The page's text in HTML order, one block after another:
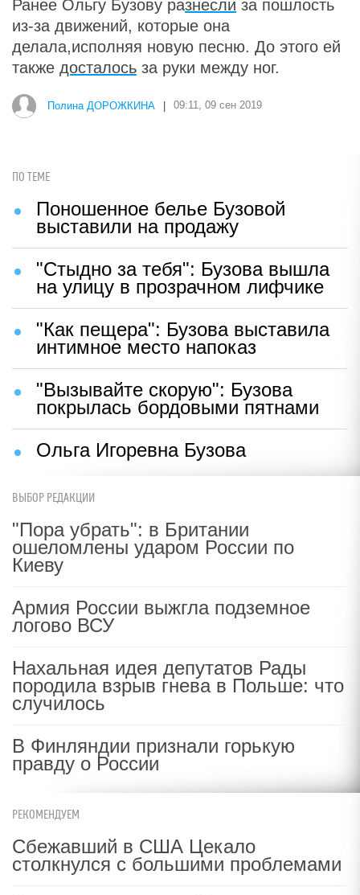
Ранее Ольгу Бузову разнесли за пошлость
из-за движений, которые она
делала,исполняя новую песню. До этого ей
также досталось за руки между ног.
Полина ДОРОЖКИНА 09:11, 09 сен 2019
ПО ТЕМЕ
Поношенное белье Бузовой
выставили на продажу
"Стыдно за тебя": Бузова вышла
на улицу в прозрачном лифчике
"Как пещера": Бузова выставила
интимное место напоказ
"Вызывайте скорую": Бузова
покрылась бордовыми пятнами
Ольга Игоревна Бузова
ВЫБОР РЕДАКЦИИ
"Пора убрать": в Британии
ошеломлены ударом России по
Киеву
Армия России выжгла подземное
логово ВСУ
Нахальная идея депутатов Рады
породила взрыв гнева в Польше: что
случилось
В Финляндии признали горькую
правду о России
РЕКОМЕНДУЕМ
Сбежавший в США Цекало
столкнулся с большими проблемами